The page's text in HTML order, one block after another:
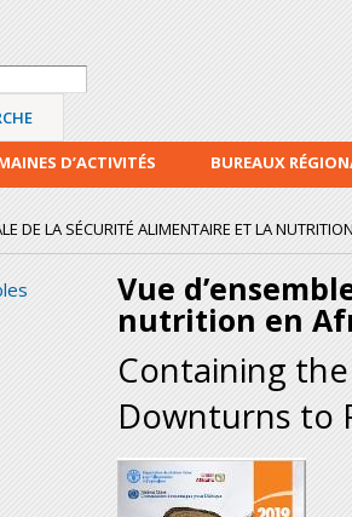
de
D’ACTIVITÉS
BUREAUX
DE LA SÉCURITÉ ALIMENTAIRE ET LA
Vue
nutrition en
Containing
Downturns to